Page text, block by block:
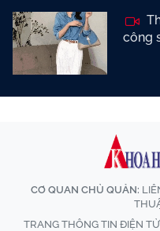
công
CƠ QUAN CHỦ QUẢN:
TRANG THÔNG TIN ĐIỆN